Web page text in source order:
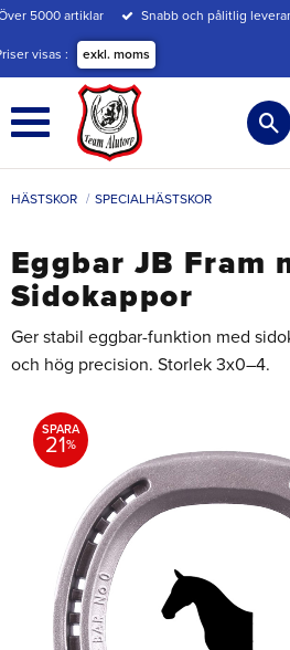
Meny
5000 artiklar Snabb och pålitlig
visas exkl. moms
HÄSTSKOR SPECIALHÄSTSKOR
Eggbar JB Fram
Sidokappor
Ger stabil eggbar-funktion med
och hög precision. Storlek 3x0–4.
SPARA
21%